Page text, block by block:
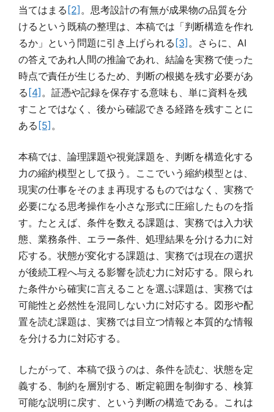
当てはまる [2] 。思考設計の有無が成果物の品質を分
けるという既稿の整理は、本稿では「判断構造を作れ
るか」という問題に引き上げられる [3] 。さらに、AI
の答えであれ人間の推論であれ、結論を実務で使った
時点で責任が生じるため、判断の根拠を残す必要があ
る [4] 。証憑や記録を保存する意味も、単に資料を残
すことではなく、後から確認できる経路を残すことに
ある [5] 。
本稿では、論理課題や視覚課題を、判断を構造化する
力の縮約模型として扱う。ここでいう縮約模型とは、
現実の仕事をそのまま再現するものではなく、実務で
必要になる思考操作を小さな形式に圧縮したものを指
す。たとえば、条件を数える課題は、実務では入力状
態、業務条件、エラー条件、処理結果を分ける力に対
応する。状態が変化する課題は、実務では現在の選択
が後続工程へ与える影響を読む力に対応する。限られ
た条件から確実に言えることを選ぶ課題は、実務では
可能性と必然性を混同しない力に対応する。図形や配
置を読む課題は、実務では目立つ情報と本質的な情報
を分ける力に対応する。
したがって、本稿で扱うのは、条件を読む、状態を定
義する、制約を層別する、断定範囲を制御する、検算
可能な説明に戻す、という判断の構造である。これは